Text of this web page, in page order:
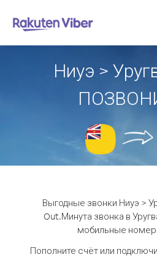
Ниуэ >
Выгодные звонки Ниуэ >
Out.Минута звонка в
мобильные
Пополните счёт или